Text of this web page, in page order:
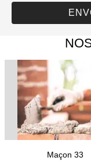
Maçon 33